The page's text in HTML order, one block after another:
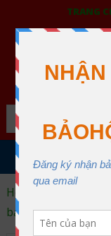
TRANG
BẢO
MENU
Home
bảo hộ
Áo liền